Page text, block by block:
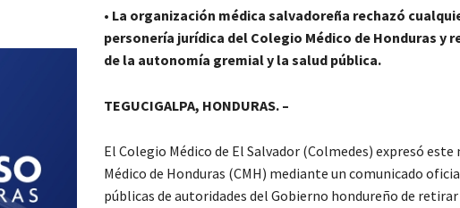
• La organización médica salvadoreña rechazó
personería jurídica del Colegio Médico de Honduras y
de la autonomía gremial y la salud pública.
TEGUCIGALPA, HONDURAS. –
El Colegio Médico de El Salvador (Colmedes) expresó
Médico de Honduras (CMH) mediante un comunicado
públicas de autoridades del Gobierno hondureño de